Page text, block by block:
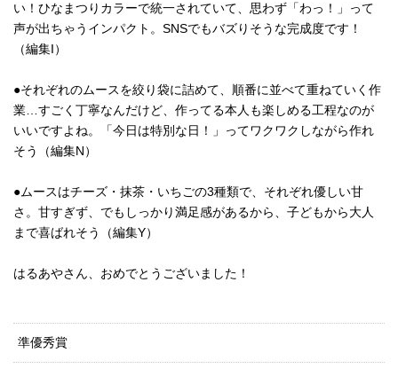
い！ひなまつりカラーで統一されていて、思わず「わっ！」って
声が出ちゃうインパクト。SNSでもバズりそうな完成度です！
（編集I）
●それぞれのムースを絞り袋に詰めて、順番に並べて重ねていく作
業…すごく丁寧なんだけど、作ってる本人も楽しめる工程なのが
いいですよね。「今日は特別な日！」ってワクワクしながら作れ
そう（編集N）
●ムースはチーズ・抹茶・いちごの3種類で、それぞれ優しい甘
さ。甘すぎず、でもしっかり満足感があるから、子どもから大人
まで喜ばれそう（編集Y）
はるあやさん、おめでとうございました！
準優秀賞